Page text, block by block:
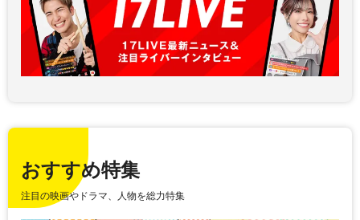
おすすめ特集
注目の映画やドラマ、人物を総力特集